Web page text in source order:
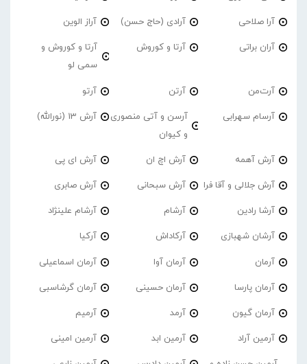
آرا صلاحی آرادی (حاج حسن) آراز الوین
آران براتی آرتا و کوروش
آرتا و کوروش و
سمی لو
آرت‌من آرتن آرتو
آرسام سهرابی
آرسن و آتی منصوری
و کیوان
آرش 13 (نورالله)
آرش آهمه آرش اچ ان آرش ای پی
آرش جلالی و آقا فرا آرش سبحانی آرش صابری
آرشا رادین آرشام آرشام علینژاد
آرشان شهبازی آرکاداش آرکیا
آرمان آرمان آوا آرمان اسماعیلی
آرمان پارسا آرمان حسینی آرمان گرشاسبی
آرمان گیون آرمد آرمیم
آرمین آراد آرمین ابد آرمین امینی